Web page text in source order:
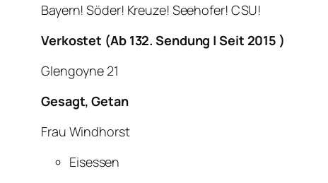
Bayern! Söder! Kreuze! Seehofer! CSU!
Verkostet (Ab 132. Sendung | Seit 2015 )
Glengoyne 21
Gesagt, Getan
Frau Windhorst
Eisessen